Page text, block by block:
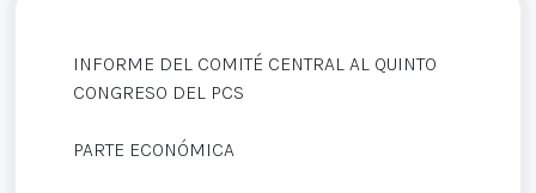
INFORME DEL COMITÉ CENTRAL AL QUINTO
CONGRESO DEL PCS
PARTE ECONÓMICA